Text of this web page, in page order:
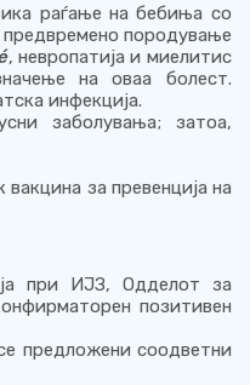
раѓање на бебиња со
породување
, невропатија и миелитис
на оваа болест.
инфекција.
заболувања; затоа,
за превенција на
при ИЈЗ, Одделот за
позитивен
предложени соодветни